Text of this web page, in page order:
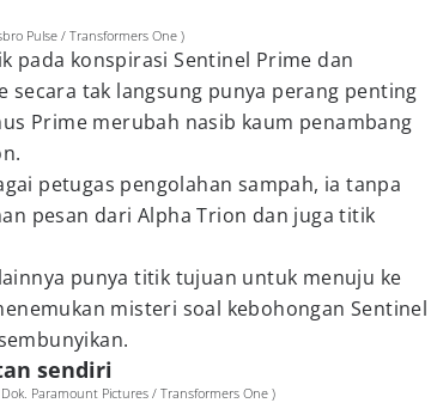
Pulse / Transformers One )
pada konspirasi Sentinel Prime dan
secara tak langsung punya perang penting
Prime merubah nasib kaum penambang
petugas pengolahan sampah, ia tanpa
pesan dari Alpha Trion dan juga titik
punya titik tujuan untuk menuju ke
misteri soal kebohongan Sentinel
sendiri
Paramount Pictures / Transformers One )